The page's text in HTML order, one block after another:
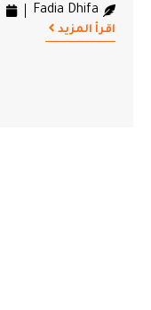
Fadia Dhifa
اقرأ المزيد